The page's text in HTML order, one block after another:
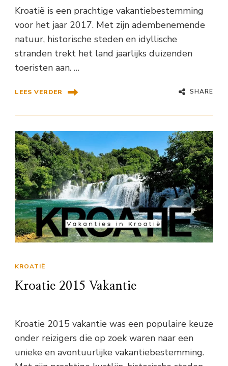
Kroatië is een prachtige vakantiebestemming
voor het jaar 2017. Met zijn adembenemende
natuur, historische steden en idyllische
stranden trekt het land jaarlijks duizenden
toeristen aan. …
LEES VERDER SHARE
KROATIË
Kroatie 2015 Vakantie
Kroatie 2015 vakantie was een populaire keuze
onder reizigers die op zoek waren naar een
unieke en avontuurlijke vakantiebestemming.